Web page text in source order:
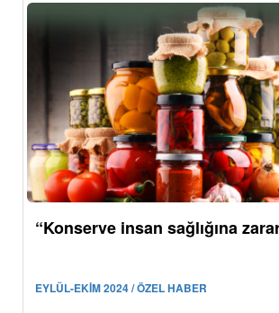
“Konserve insan sağlığına
EYLÜL-EKİM 2024 / ÖZEL HABER